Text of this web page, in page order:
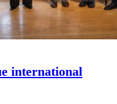
international